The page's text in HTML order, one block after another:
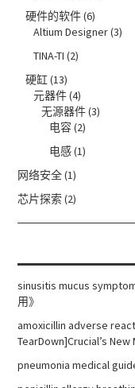
硬件的软件(6)
Altium Designer(3)
TINA-TI (2)
硬缸(13)
元器件(4)
无源器件(3)
电容(2)
电感(1)
网络安全(1)
芯片探索 (2)
sinusitis mucus
用》
amoxicillin adverse
TearDown]Crucial’s New
pneumonia medical